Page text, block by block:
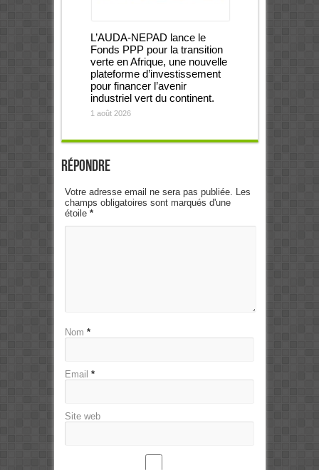
L’AUDA-NEPAD lance le
Fonds PPP pour la transition
verte en Afrique, une nouvelle
plateforme d’investissement
pour financer l’avenir
industriel vert du continent.
1 août 2026
Répondre
Votre adresse email ne sera pas publiée. Les
champs obligatoires sont marqués d'une
étoile *
Nom *
Email *
Site web